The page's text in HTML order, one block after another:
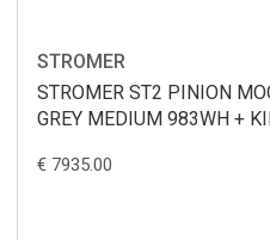
STROMER
STROMER ST2 PINION
GREY MEDIUM 983WH +
€ 7935.00